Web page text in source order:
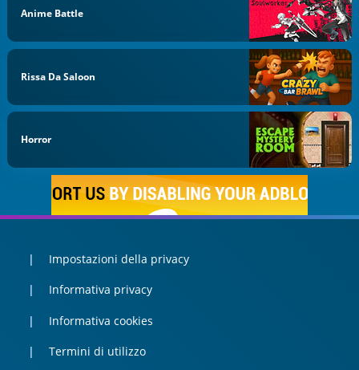
Anime Battle
Rissa Da Saloon
Horror
Impostazioni della privacy
Informativa privacy
Informativa cookies
Termini di utilizzo